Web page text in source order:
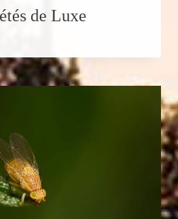
de Luxe